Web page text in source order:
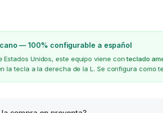
— 100% configurable a español
Estados Unidos, este equipo viene conteclado
la tecla a la derecha de la L. Se configura como